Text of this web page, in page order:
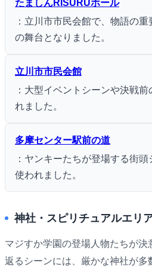
たましんRISURUホール
：立川市市民会館で、物語の
の舞台となりました。
立川市市民会館
：大型イベントシーンや決戦
れました。
多摩センター駅前の道
：ヤンキーたちが登場する街
使われました。
神社・スピリチュアルエリ
マジすか学園の登場人物たちが決
返るシーンには、厳かな神社が多